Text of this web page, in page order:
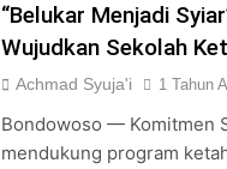
“Belukar Menjadi
Wujudkan Sekolah
Achmad Syuja'i 1 Tahun
Bondowoso — Komitmen
mendukung program